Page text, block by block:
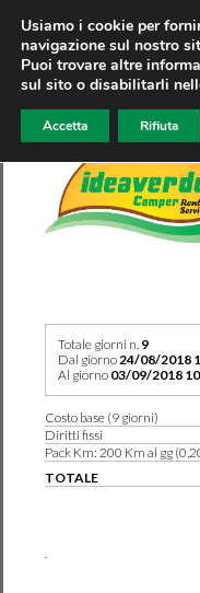
Totale giorni n. 9
Dal giorno24/08/2018
Al giorno 03/09/2018
Costo base (9 giorni)
Diritti fissi
Pack Km: 200 Km al gg
TOTALE
.
Usiamo i cookie per
navigazione sul nostro
Puoi trovare altre
sul sito o disabilitarli
Accetta Rifiuta